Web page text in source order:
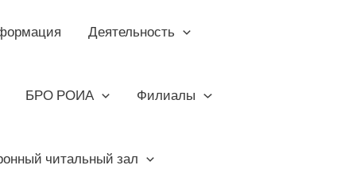
Деятельность
БРО РОИА Филиалы
читальный зал